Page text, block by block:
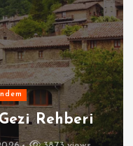
Rehberi